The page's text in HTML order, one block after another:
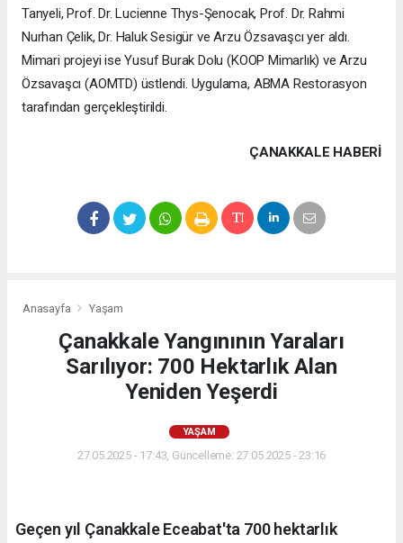
Tanyeli, Prof. Dr. Lucienne Thys-Şenocak, Prof. Dr. Rahmi
Nurhan Çelik, Dr. Haluk Sesigür ve Arzu Özsavaşcı yer aldı.
Mimari projeyi ise Yusuf Burak Dolu (KOOP Mimarlık) ve Arzu
Özsavaşcı (AOMTD) üstlendi. Uygulama, ABMA Restorasyon
tarafından gerçekleştirildi.
ÇANAKKALE HABERİ
Anasayfa Yaşam
Çanakkale Yangınının Yaraları
Sarılıyor: 700 Hektarlık Alan
Yeniden Yeşerdi
YAŞAM
27.05.2025 - 17:43, Güncelleme: 27.05.2025 - 23:16
Geçen yıl Çanakkale Eceabat'ta 700 hektarlık